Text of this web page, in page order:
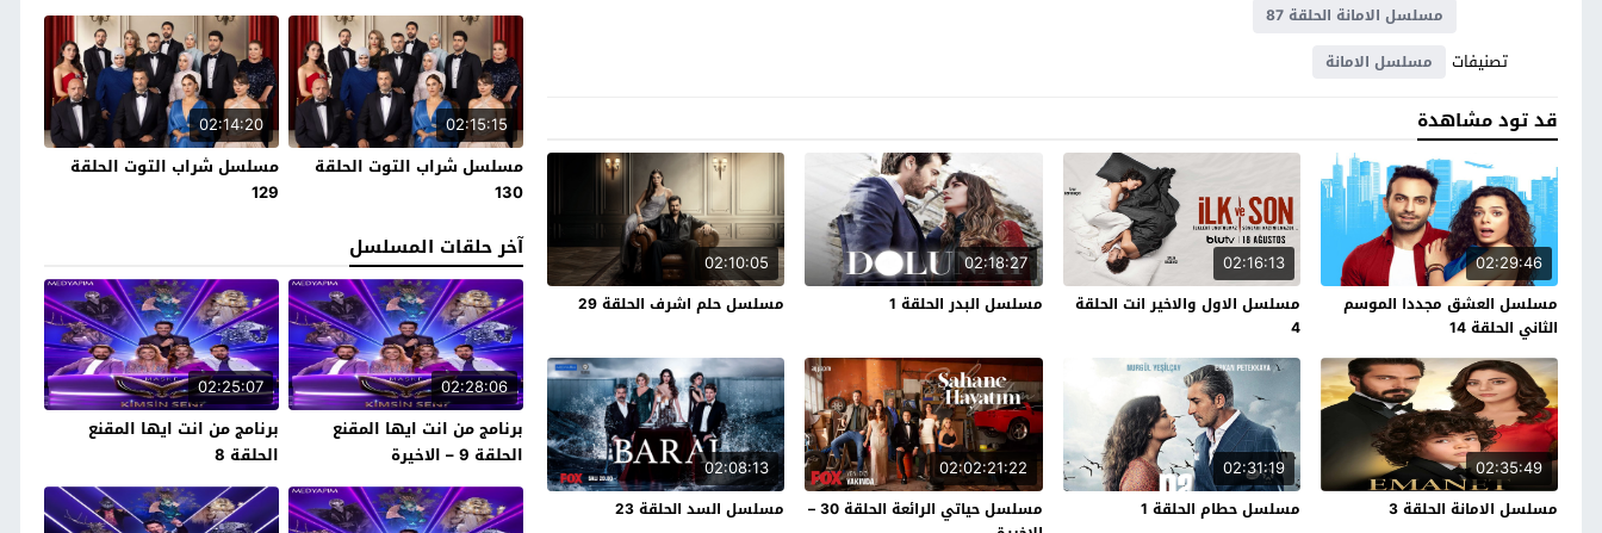
مسلسل الامانة الحلقة 87
تصنيفات مسلسل الامانة
قد تود مشاهدة
02:29:46
مسلسل العشق مجددا الموسم
الثاني الحلقة 14
02:16:13
مسلسل الاول والاخير انت الحلقة
4
02:18:27
مسلسل البدر الحلقة 1
02:10:05
مسلسل حلم اشرف الحلقة 29
02:35:49
مسلسل الامانة الحلقة 3
02:31:19
مسلسل حطام الحلقة 1
02:02:21:22
مسلسل حياتي الرائعة الحلقة 30 –
02:08:13
مسلسل السد الحلقة 23
02:15:15
مسلسل شراب التوت الحلقة
130
02:14:20
مسلسل شراب التوت الحلقة
129
آخر حلقات المسلسل
02:28:06
برنامج من انت ايها المقنع
الحلقة 9 – الاخيرة
02:25:07
برنامج من انت ايها المقنع
الحلقة 8